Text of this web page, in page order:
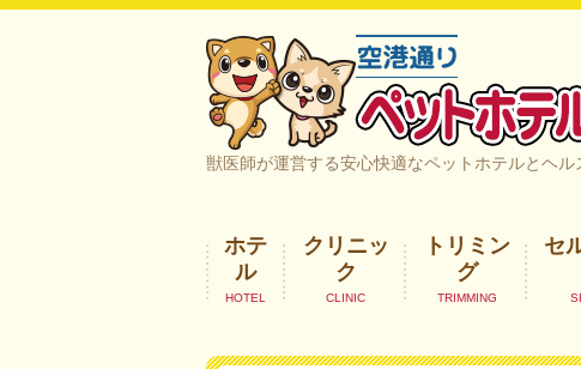
空港通りペットホテル＆ヘルスケア｜山口
獣医師が運営する安心快適なペットホテルとヘル
ホテ
ル
クリニッ
ク
トリミン
グ
セ